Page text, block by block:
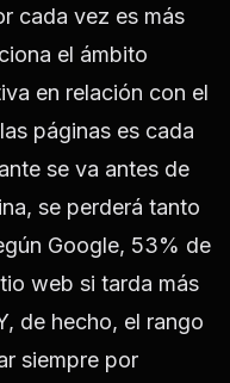
cada vez es más
el ámbito
en relación con el
páginas es cada
se va antes de
se perderá tanto
Google, 53% de
web si tarda más
de hecho, el rango
siempre por